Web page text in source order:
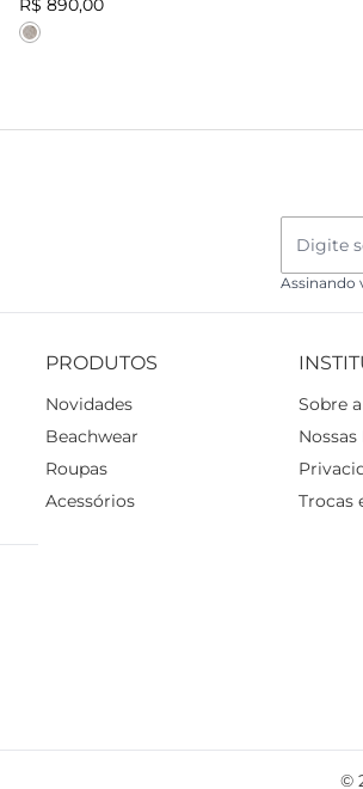
R$ 890,00
Cor
Assinando
PRODUTOS
Novidades
Beachwear
Roupas
Acessórios
Sobre
Nossas
Trocas
©